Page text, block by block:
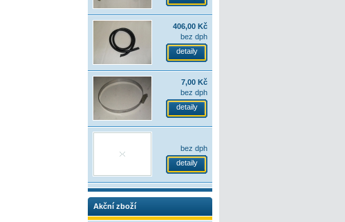
406,00 Kč
bez dph
detaily
7,00 Kč
bez dph
detaily
bez dph
detaily
Akční zboží